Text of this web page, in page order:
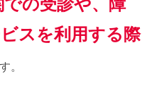
での受診や、障
スを利用する際
。